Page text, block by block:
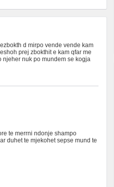
d mirpo vende vende kam
prej zbokthit e kam qfar me
njeher nuk po mundem se kogja
te merrni ndonje shampo
duhet te mjekohet sepse mund te